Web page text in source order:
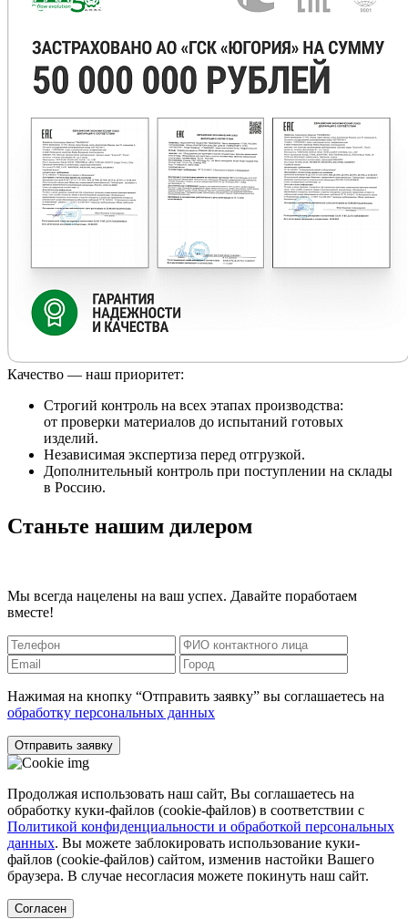
Качество — наш приоритет:
Строгий контроль на всех этапах производства:
от проверки материалов до испытаний готовых
изделий.
Независимая экспертиза перед отгрузкой.
Дополнительный контроль при поступлении на склады
в Россию.
Станьте нашим дилером
Мы всегда нацелены на ваш успех. Давайте поработаем
вместе!
Нажимая на кнопку “Отправить заявку” вы соглашаетесь на
обработку персональных данных
Отправить заявку
Продолжая использовать наш сайт, Вы соглашаетесь на
обработку куки-файлов (cookie-файлов) в соответствии с
Политикой конфиденциальности и обработкой персональных
данных. Вы можете заблокировать использование куки-
файлов (cookie-файлов) сайтом, изменив настойки Вашего
браузера. В случае несогласия можете покинуть наш сайт.
Согласен